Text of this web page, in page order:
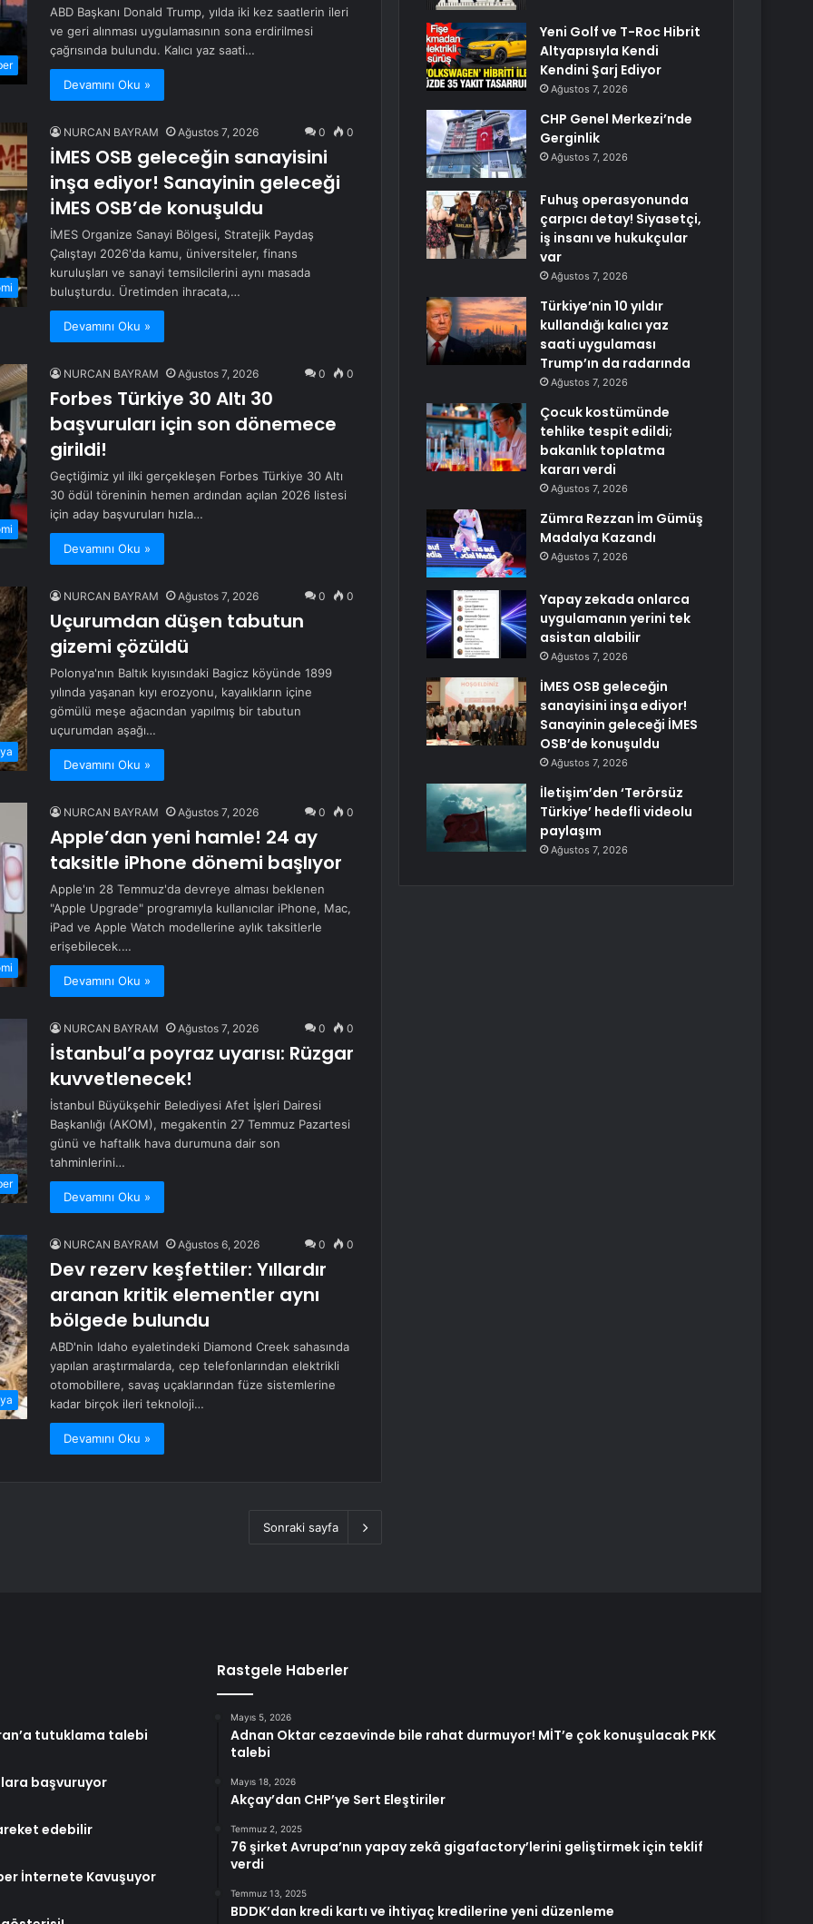
ABD Başkanı Donald Trump, yılda iki kez saatlerin ileri
ve geri alınması uygulamasının sona erdirilmesi
çağrısında bulundu. Kalıcı yaz saati…
Devamını Oku »
NURCAN BAYRAM Ağustos 7, 2026 0 0
İMES OSB geleceğin sanayisini
inşa ediyor! Sanayinin geleceği
İMES OSB’de konuşuldu
İMES Organize Sanayi Bölgesi, Stratejik Paydaş
Çalıştayı 2026'da kamu, üniversiteler, finans
kuruluşları ve sanayi temsilcilerini aynı masada
buluşturdu. Üretimden ihracata,…
Devamını Oku »
NURCAN BAYRAM Ağustos 7, 2026 0 0
Forbes Türkiye 30 Altı 30
başvuruları için son dönemece
girildi!
Geçtiğimiz yıl ilki gerçekleşen Forbes Türkiye 30 Altı
30 ödül töreninin hemen ardından açılan 2026 listesi
için aday başvuruları hızla…
Devamını Oku »
NURCAN BAYRAM Ağustos 7, 2026 0 0
Uçurumdan düşen tabutun
gizemi çözüldü
Polonya'nın Baltık kıyısındaki Bagicz köyünde 1899
yılında yaşanan kıyı erozyonu, kayalıkların içine
gömülü meşe ağacından yapılmış bir tabutun
uçurumdan aşağı…
Devamını Oku »
NURCAN BAYRAM Ağustos 7, 2026 0 0
Apple’dan yeni hamle! 24 ay
taksitle iPhone dönemi başlıyor
Apple'ın 28 Temmuz'da devreye alması beklenen
"Apple Upgrade" programıyla kullanıcılar iPhone, Mac,
iPad ve Apple Watch modellerine aylık taksitlerle
erişebilecek.…
Devamını Oku »
NURCAN BAYRAM Ağustos 7, 2026 0 0
İstanbul’a poyraz uyarısı: Rüzgar
kuvvetlenecek!
İstanbul Büyükşehir Belediyesi Afet İşleri Dairesi
Başkanlığı (AKOM), megakentin 27 Temmuz Pazartesi
günü ve haftalık hava durumuna dair son
tahminlerini…
Devamını Oku »
NURCAN BAYRAM Ağustos 6, 2026 0 0
Dev rezerv keşfettiler: Yıllardır
aranan kritik elementler aynı
bölgede bulundu
ABD'nin Idaho eyaletindeki Diamond Creek sahasında
yapılan araştırmalarda, cep telefonlarından elektrikli
otomobillere, savaş uçaklarından füze sistemlerine
kadar birçok ileri teknoloji…
Devamını Oku »
Sonraki sayfa
Yeni Golf ve T-Roc Hibrit
Altyapısıyla Kendi
Kendini Şarj Ediyor
Ağustos 7, 2026
CHP Genel Merkezi’nde
Gerginlik
Ağustos 7, 2026
Fuhuş operasyonunda
çarpıcı detay! Siyasetçi,
iş insanı ve hukukçular
var
Ağustos 7, 2026
Türkiye’nin 10 yıldır
kullandığı kalıcı yaz
saati uygulaması
Trump’ın da radarında
Ağustos 7, 2026
Çocuk kostümünde
tehlike tespit edildi;
bakanlık toplatma
kararı verdi
Ağustos 7, 2026
Zümra Rezzan İm Gümüş
Madalya Kazandı
Ağustos 7, 2026
Yapay zekada onlarca
uygulamanın yerini tek
asistan alabilir
Ağustos 7, 2026
İMES OSB geleceğin
sanayisini inşa ediyor!
Sanayinin geleceği İMES
OSB’de konuşuldu
Ağustos 7, 2026
İletişim’den ‘Terörsüz
Türkiye’ hedefli videolu
paylaşım
Ağustos 7, 2026
tutuklama talebi
başvuruyor
edebilir
İnternete Kavuşuyor
Rastgele Haberler
Mayıs 5, 2026
Adnan Oktar cezaevinde bile rahat durmuyor! MİT’e çok konuşulacak PKK
talebi
Mayıs 18, 2026
Akçay’dan CHP’ye Sert Eleştiriler
Temmuz 2, 2025
76 şirket Avrupa’nın yapay zekâ gigafactory’lerini geliştirmek için teklif
verdi
Temmuz 13, 2025
BDDK’dan kredi kartı ve ihtiyaç kredilerine yeni düzenleme